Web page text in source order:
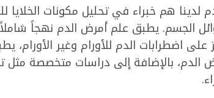
لدينا هم خبراء في تحليل مكونات
الجسم. يطبق علم أمرض الدم نهجاً
على اضطرابات الدم للأورام وغير الأورام،
الدم، بالإضافة إلى دراسات متخصصة مثل